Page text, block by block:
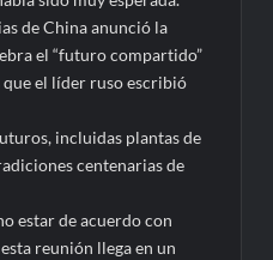
de China anunció la
el “futuro compartido”
que el líder ruso escribió
incluidas plantas de
centenarias de
estar de acuerdo con
reunión llega en un